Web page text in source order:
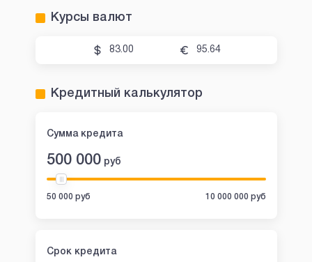
Курсы валют
83.00 95.64
Кредитный калькулятор
Сумма кредита
500 000 руб
50 000 руб 10 000 000 руб
Срок кредита